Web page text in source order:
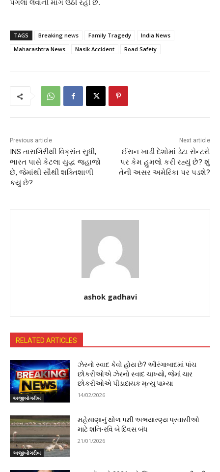
પગલાં લેવાની માંગ ઉઠી રહી છે.
TAGS Breaking news Family Tragedy
India News
Maharashtra News
Nasik Accident Road Safety
Previous article
INS તારાગિરીથી વિક્રાંત સુધી,
ભારત પાસે કેટલા યુદ્ધ જહાજો
છે, જેમાંથી સૌથી શક્તિશાળી
કયું છે?
Next article
ઈરાન ખાડી દેશોમાં ડેટા સેન્ટરો
પર કેમ હુમલો કરી રહ્યું છે? શું
તેની અસર અમેરિકા પર પડશે?
ashok gadhavi
RELATED ARTICLES
અજીબોગરીબ
ઝેરનો સ્વાદ કેવો હોય છે? ઔરંગાબાદમાં પાંચ
છોકરીઓએ ઝેરનો સ્વાદ ચાખ્યો, જેમાં ચાર
છોકરીઓએ પીડાદાયક મૃત્યુ પામ્યા
14/02/2026
અજીબોગરીબ
મહેસાણાનું થોળ પક્ષી અભયારણ્ય પ્રવાસીઓ
માટે શનિ-રવિ બે દિવસ બંધ
21/01/2026